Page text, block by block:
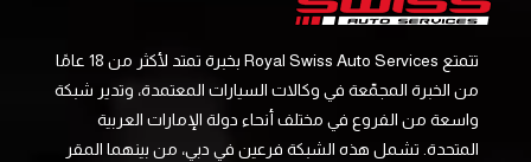
تتمتع Royal Swiss Auto Services بخبرة تمتد لأكثر من 18 عامًا
من الخبرة المجمّعة في وكالات السيارات المعتمدة، وتدير شبكة
واسعة من الفروع في مختلف أنحاء دولة الإمارات العربية
المتحدة. تشمل هذه الشبكة فرعين في دبي، من بينهما المقر